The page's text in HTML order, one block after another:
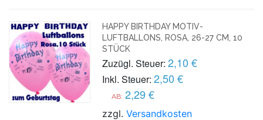
HAPPY BIRTHDAY MOTIV-
LUFTBALLONS, ROSA, 26-27 CM, 10
STÜCK
Zuzügl. Steuer: 2,10 €
Inkl. Steuer: 2,50 €
AB: 2,29 €
zzgl.Versandkosten